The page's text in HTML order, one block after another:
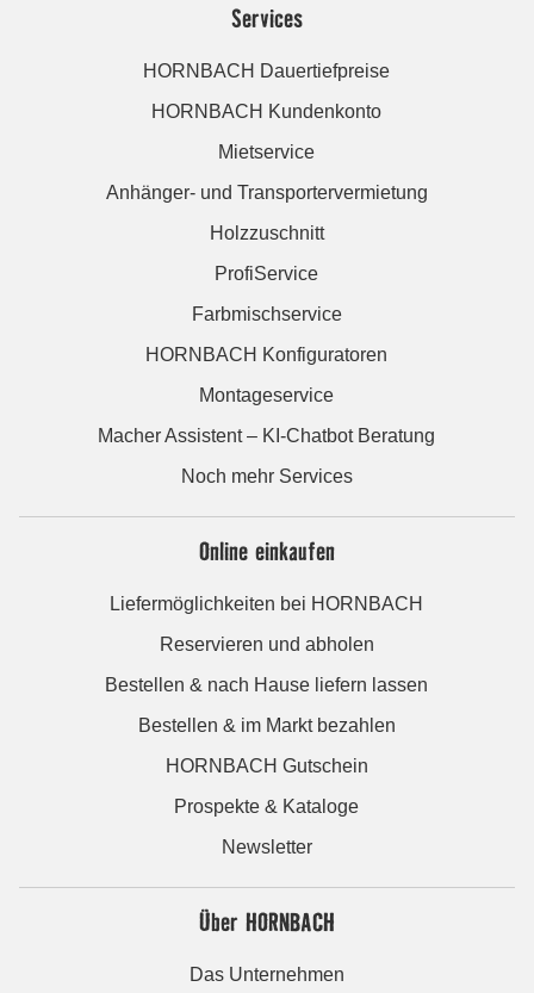
Services
HORNBACH Dauertiefpreise
HORNBACH Kundenkonto
Mietservice
Anhänger- und Transportervermietung
Holzzuschnitt
ProfiService
Farbmischservice
HORNBACH Konfiguratoren
Montageservice
Macher Assistent – KI-Chatbot Beratung
Noch mehr Services
Online einkaufen
Liefermöglichkeiten bei HORNBACH
Reservieren und abholen
Bestellen & nach Hause liefern lassen
Bestellen & im Markt bezahlen
HORNBACH Gutschein
Prospekte & Kataloge
Newsletter
Über HORNBACH
Das Unternehmen